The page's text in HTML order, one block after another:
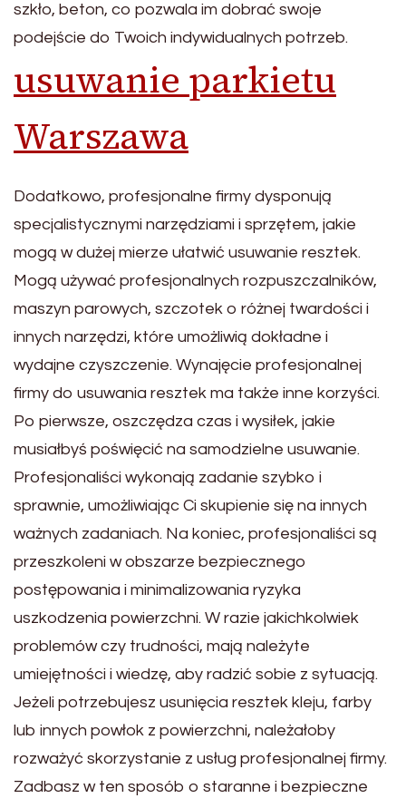
szkło, beton, co pozwala im dobrać swoje
podejście do Twoich indywidualnych potrzeb.
usuwanie parkietu
Warszawa
Dodatkowo, profesjonalne firmy dysponują
specjalistycznymi narzędziami i sprzętem, jakie
mogą w dużej mierze ułatwić usuwanie resztek.
Mogą używać profesjonalnych rozpuszczalników,
maszyn parowych, szczotek o różnej twardości i
innych narzędzi, które umożliwią dokładne i
wydajne czyszczenie. Wynajęcie profesjonalnej
firmy do usuwania resztek ma także inne korzyści.
Po pierwsze, oszczędza czas i wysiłek, jakie
musiałbyś poświęcić na samodzielne usuwanie.
Profesjonaliści wykonają zadanie szybko i
sprawnie, umożliwiając Ci skupienie się na innych
ważnych zadaniach. Na koniec, profesjonaliści są
przeszkoleni w obszarze bezpiecznego
postępowania i minimalizowania ryzyka
uszkodzenia powierzchni. W razie jakichkolwiek
problemów czy trudności, mają należyte
umiejętności i wiedzę, aby radzić sobie z sytuacją.
Jeżeli potrzebujesz usunięcia resztek kleju, farby
lub innych powłok z powierzchni, należałoby
rozważyć skorzystanie z usług profesjonalnej firmy.
Zadbasz w ten sposób o staranne i bezpieczne